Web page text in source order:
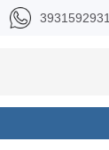
3931592931